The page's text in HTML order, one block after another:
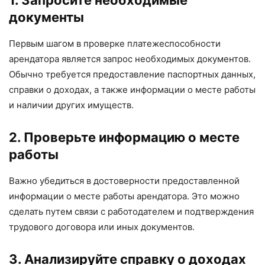
документы
Первым шагом в проверке платежеспособности
арендатора является запрос необходимых документов.
Обычно требуется предоставление паспортных данных,
справки о доходах, а также информации о месте работы
и наличии других имуществ.
2. Проверьте информацию о месте
работы
Важно убедиться в достоверности предоставленной
информации о месте работы арендатора. Это можно
сделать путем связи с работодателем и подтверждения
трудового договора или иных документов.
3. Анализируйте справку о доходах